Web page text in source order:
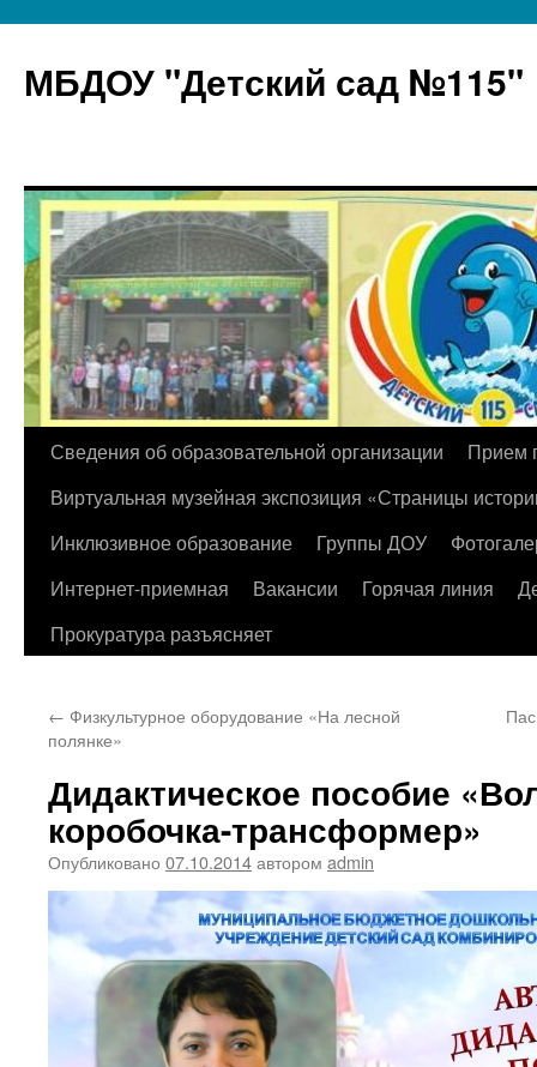
МБДОУ "Детский сад №115"
Перейти
содержимому
Сведения об образовательной организации
Прием
Виртуальная музейная экспозиция «Страницы
Инклюзивное образование
Группы ДОУ
Интернет-приемная
Вакансии Горячая линия
Прокуратура разъясняет
← Физкультурное оборудование «На лесной
полянке»
Дидактическое пособие
коробочка-трансформер»
Опубликовано 07.10.2014автором admin